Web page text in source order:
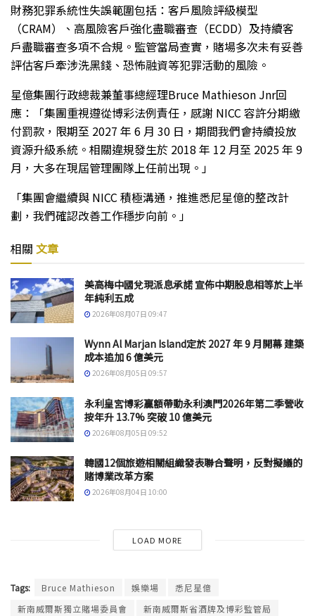
財務犯罪系統性失誤範圍包括：客戶風險評級模型
（CRAM）、高風險客戶強化盡職審查（ECDD）及持續客
戶盡職審查多項不合規。監管當局查實，賭場多次未有妥善
評估客戶牽涉洗黑錢、恐怖融資等犯罪活動的風險。
星億集團行政總裁兼董事總經理Bruce Mathieson Jnr回
應：「集團重視遵從博彩法例責任，感謝 NICC 容許分期繳
付罰款，限期至 2027 年 6 月 30 日，期間我們會持續投放
資源升級系統。相關違規發生於 2018 年 12 月至 2025 年 9
月，大多在現屆管理團隊上任前出現。」
「集團會繼續與 NICC 積極溝通，推進悉尼星億的整改計
劃，我們確認改善工作穩步向前。」
相關 文章
美高梅中國兌現派息承諾 宣佈中期股息相等於上半
年純利五成
2026年08月07日 09:47
Wynn Al Marjan Island定於 2027 年 9 月開幕 建築
成本追加 6 億美元
2026年08月05日 09:57
永利皇宮博彩贏額帶動永利澳門2026年第二季營收
按年升 13.7% 突破 10 億美元
2026年08月05日 09:52
韓國12個旅遊相關組織發表聯合聲明，反對擬議的
賭博業改革方案
2026年08月04日 10:00
LOAD MORE
Tags: Bruce Mathieson 娛樂場
悉尼星億
新南威爾斯獨立賭場委員會
新南威爾斯省酒牌及博彩監管局